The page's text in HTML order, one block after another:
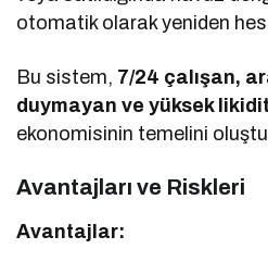
otomatik olarak yeniden
Bu sistem, 7/24 çalışan,
duymayan ve yüksek
ekonomisinin temelini
Avantajları ve Riskleri
Avantajlar: